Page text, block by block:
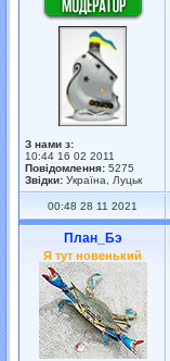
З нами з:
10:44 16 02 2011
Повідомлення: 5275
Звідки: Україна, Луцьк
00:48 28 11 2021
План_Бэ
Я тут новенький